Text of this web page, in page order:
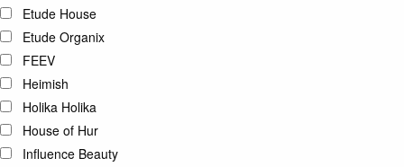
Etude House
Etude Organix
FEEV
Heimish
Holika Holika
House of Hur
Influence Beauty